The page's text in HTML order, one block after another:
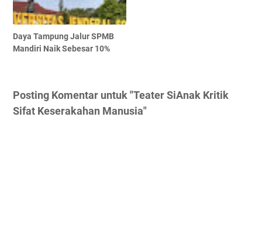
Daya Tampung Jalur SPMB
Mandiri Naik Sebesar 10%
Posting Komentar untuk "Teater SiAnak Kritik
Sifat Keserakahan Manusia"